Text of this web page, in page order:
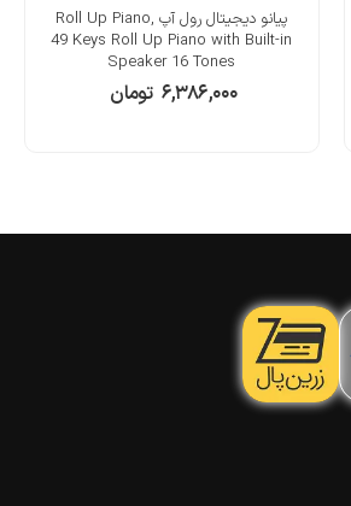
پیانو دیجیتال رول آپ Roll Up Piano,
49 Keys Roll Up Piano with Built-in
Speaker 16 Tones
۶,۳۸۶,۰۰۰ تومان